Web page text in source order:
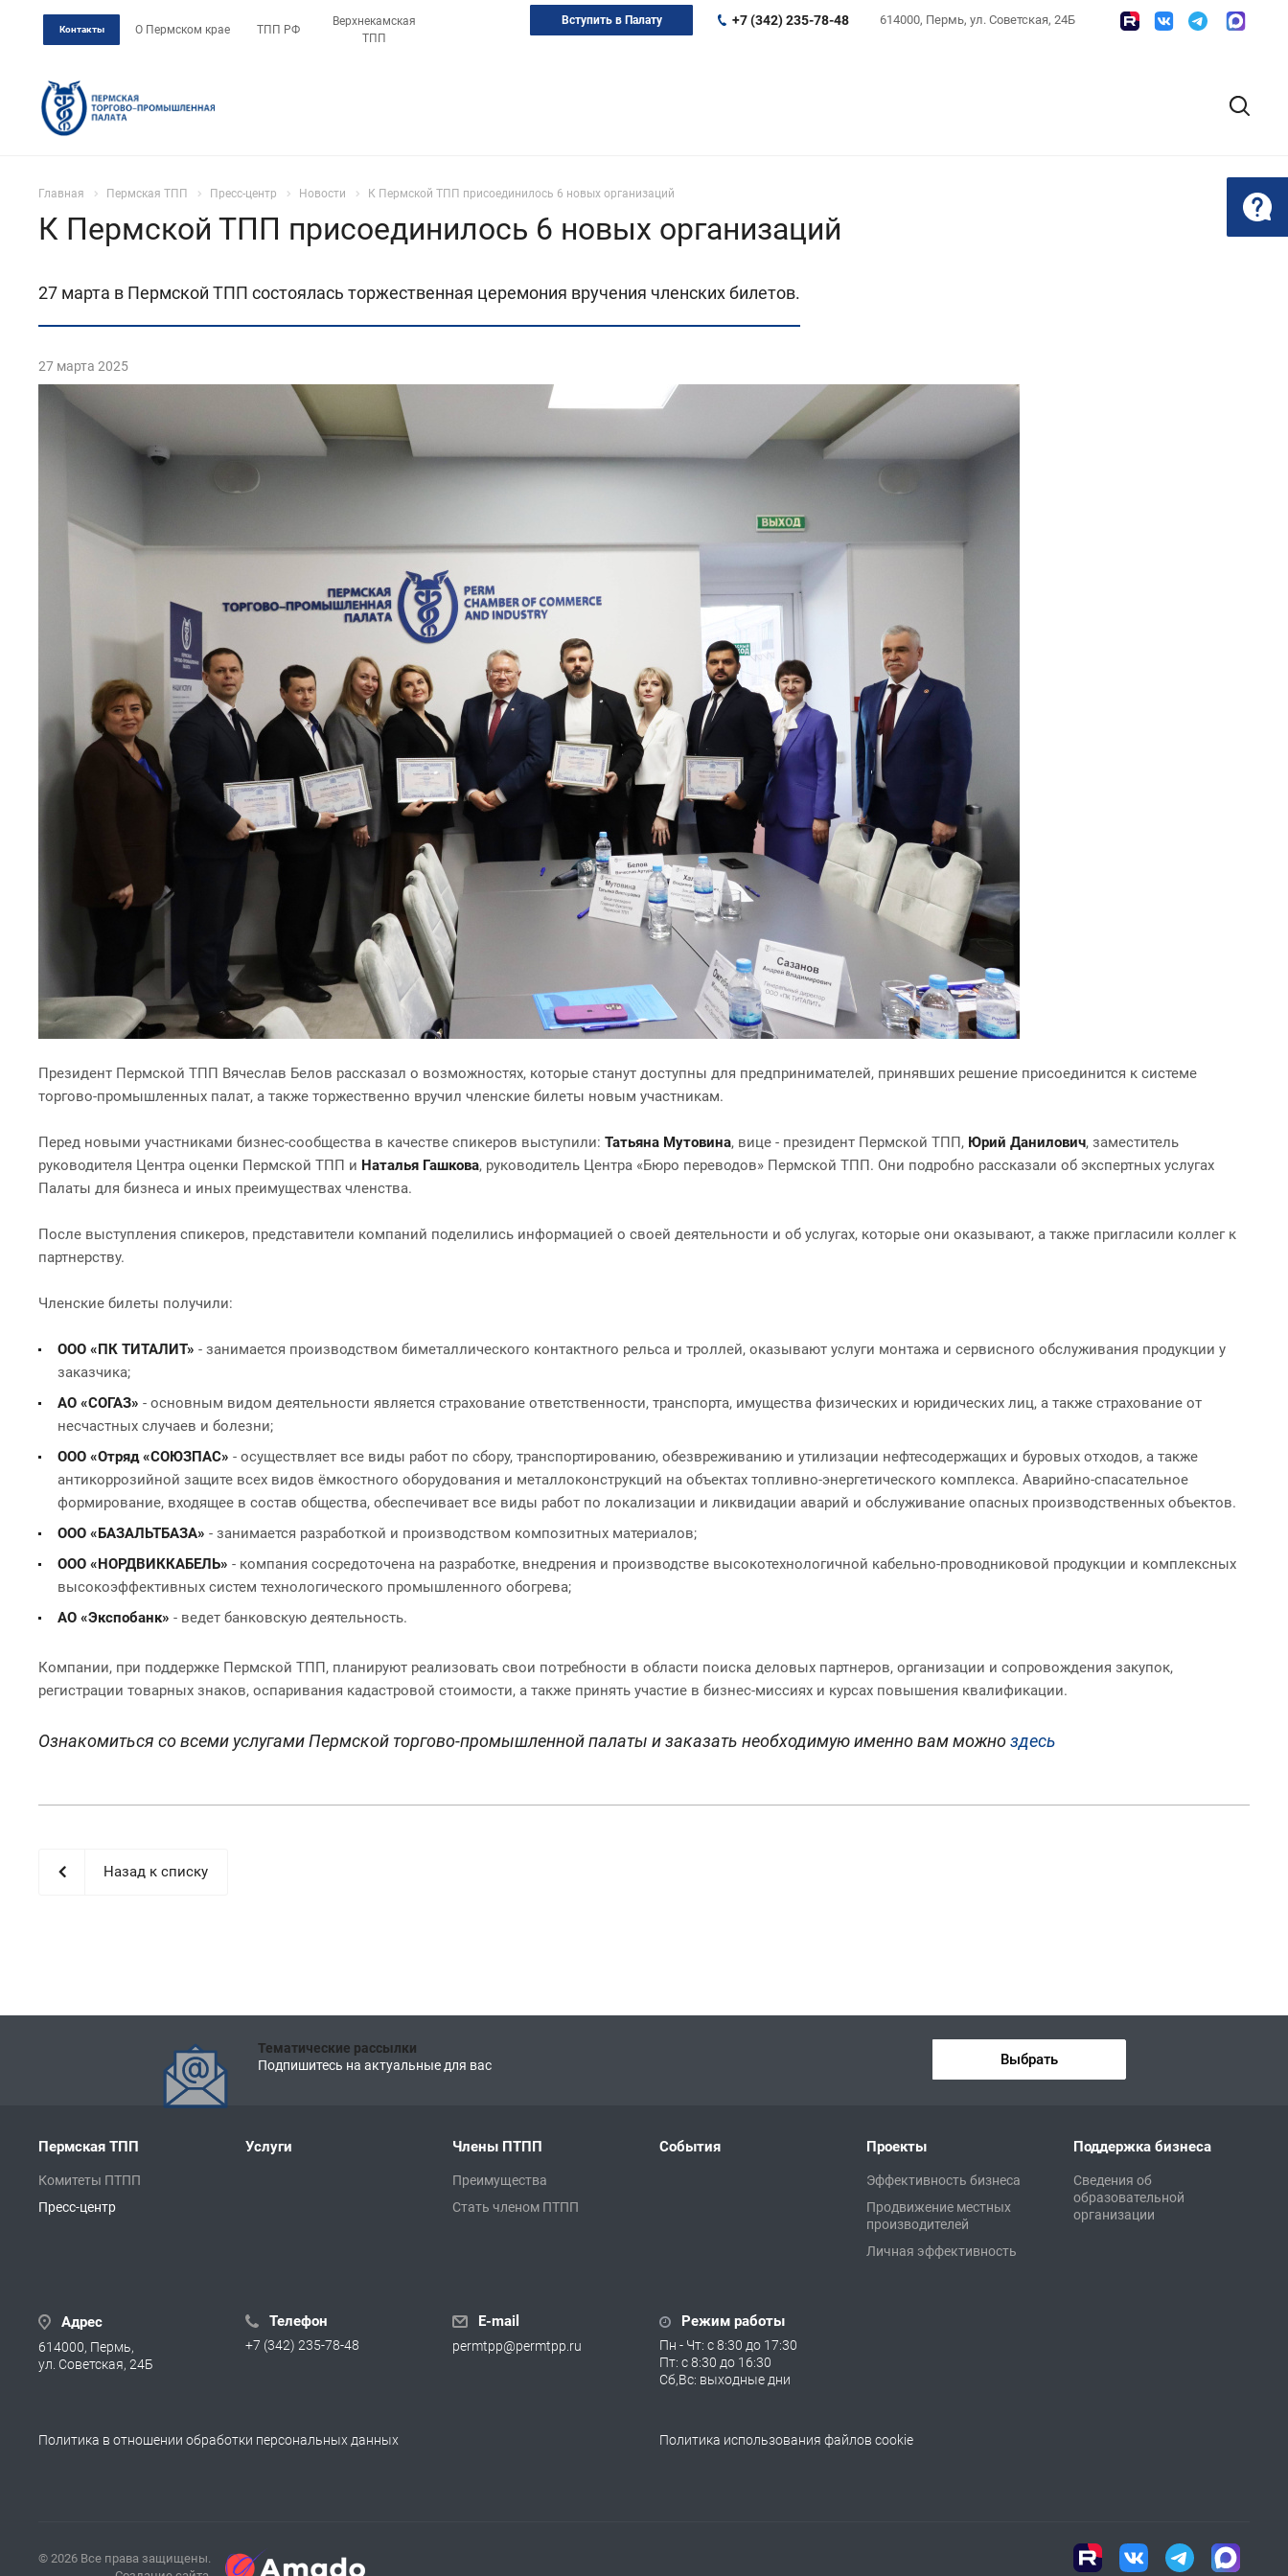
Контакты О Пермском крае ТПП РФ
Верхнекамская
ТПП
614000, Пермь, ул. Советская, 24Б
+7 (342) 235-78-48
Вступить в Палату
Главная Пермская ТПП Пресс-центр Новости К Пермской ТПП присоединилось 6 новых организаций
К Пермской ТПП присоединилось 6 новых организаций
27 марта в Пермской ТПП состоялась торжественная церемония вручения членских билетов.
27 марта 2025
Президент Пермской ТПП Вячеслав Белов рассказал о возможностях, которые станут доступны для предпринимателей, принявших решение присоединится к системе
торгово-промышленных палат, а также торжественно вручил членские билеты новым участникам.
Перед новыми участниками бизнес-сообщества в качестве спикеров выступили: Татьяна Мутовина, вице - президент Пермской ТПП, Юрий Данилович, заместитель
руководителя Центра оценки Пермской ТПП и Наталья Гашкова, руководитель Центра «Бюро переводов» Пермской ТПП. Они подробно рассказали об экспертных услугах
Палаты для бизнеса и иных преимуществах членства.
После выступления спикеров, представители компаний поделились информацией о своей деятельности и об услугах, которые они оказывают, а также пригласили коллег к
партнерству.
Членские билеты получили:
ООО «ПК ТИТАЛИТ» - занимается производством биметаллического контактного рельса и троллей, оказывают услуги монтажа и сервисного обслуживания продукции у
заказчика;
АО «СОГАЗ» - основным видом деятельности является страхование ответственности, транспорта, имущества физических и юридических лиц, а также страхование от
несчастных случаев и болезни;
ООО «Отряд «СОЮЗПАС» - осуществляет все виды работ по сбору, транспортированию, обезвреживанию и утилизации нефтесодержащих и буровых отходов, а также
антикоррозийной защите всех видов ёмкостного оборудования и металлоконструкций на объектах топливно-энергетического комплекса. Аварийно-спасательное
формирование, входящее в состав общества, обеспечивает все виды работ по локализации и ликвидации аварий и обслуживание опасных производственных объектов.
ООО «БАЗАЛЬТБАЗА» - занимается разработкой и производством композитных материалов;
ООО «НОРДВИККАБЕЛЬ» - компания сосредоточена на разработке, внедрения и производстве высокотехнологичной кабельно-проводниковой продукции и комплексных
высокоэффективных систем технологического промышленного обогрева;
АО «Экспобанк» - ведет банковскую деятельность.
Компании, при поддержке Пермской ТПП, планируют реализовать свои потребности в области поиска деловых партнеров, организации и сопровождения закупок,
регистрации товарных знаков, оспаривания кадастровой стоимости, а также принять участие в бизнес-миссиях и курсах повышения квалификации.
Ознакомиться со всеми услугами Пермской торгово-промышленной палаты и заказать необходимую именно вам можноздесь
Назад к списку
Тематические рассылки
Подпишитесь на актуальные для вас
Выбрать
Пермская ТПП
Комитеты ПТПП
Пресс-центр
Услуги Члены ПТПП
Преимущества
Стать членом ПТПП
События Проекты
Эффективность бизнеса
Продвижение местных
производителей
Личная эффективность
Поддержка бизнеса
Сведения об
образовательной
организации
Адрес
614000, Пермь,
ул. Советская, 24Б
Телефон
+7 (342) 235-78-48
E-mail
permtpp@permtpp.ru
Режим работы
Пн - Чт: с 8:30 до 17:30
Пт: с 8:30 до 16:30
Сб,Вс: выходные дни
Политика в отношении обработки персональных данных Политика использования файлов cookie
© 2026 Все права защищены.